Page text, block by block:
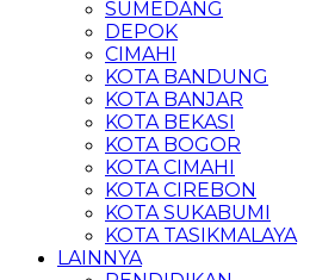
SUMEDANG
DEPOK
CIMAHI
KOTA BANDUNG
KOTA BANJAR
KOTA BEKASI
KOTA BOGOR
KOTA CIMAHI
KOTA CIREBON
KOTA SUKABUMI
KOTA TASIKMALAYA
LAINNYA